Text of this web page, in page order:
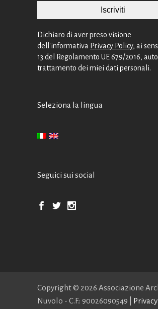
Dichiaro di aver preso visione
dell'informativa Privacy Policy, ai
13 del Regolamento UE 679/2016,
trattamento dei miei dati personali.
Seleziona la lingua
Seguici sui social
Copyright © 2026 Associazione
Nuvolo - C.F.: 90026090549 |